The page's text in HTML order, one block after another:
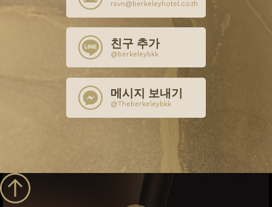
rsvn@berkeleyhotel.co.th
친구 추가
@berkeleybkk
메시지 보내기
@Theberkeleybkk